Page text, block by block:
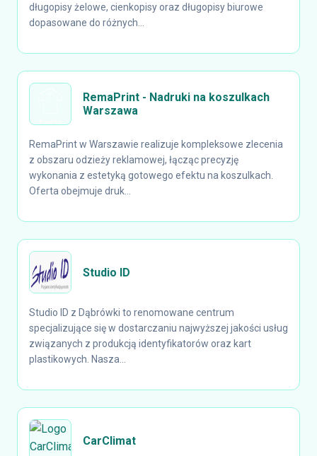
długopisy żelowe, cienkopisy oraz długopisy biurowe
dopasowane do różnych...
RemaPrint - Nadruki na koszulkach
Warszawa
RemaPrint w Warszawie realizuje kompleksowe zlecenia
z obszaru odzieży reklamowej, łącząc precyzję
wykonania z estetyką gotowego efektu na koszulkach.
Oferta obejmuje druk...
Studio ID
Studio ID z Dąbrówki to renomowane centrum
specjalizujące się w dostarczaniu najwyższej jakości usług
związanych z produkcją identyfikatorów oraz kart
plastikowych. Nasza...
CarClimat